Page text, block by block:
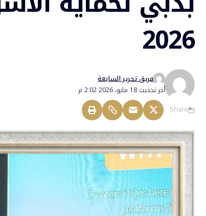
2026
أخر تحديث 18 مايو، 2026 2:02 م
فريق تحرير السابعة
Share